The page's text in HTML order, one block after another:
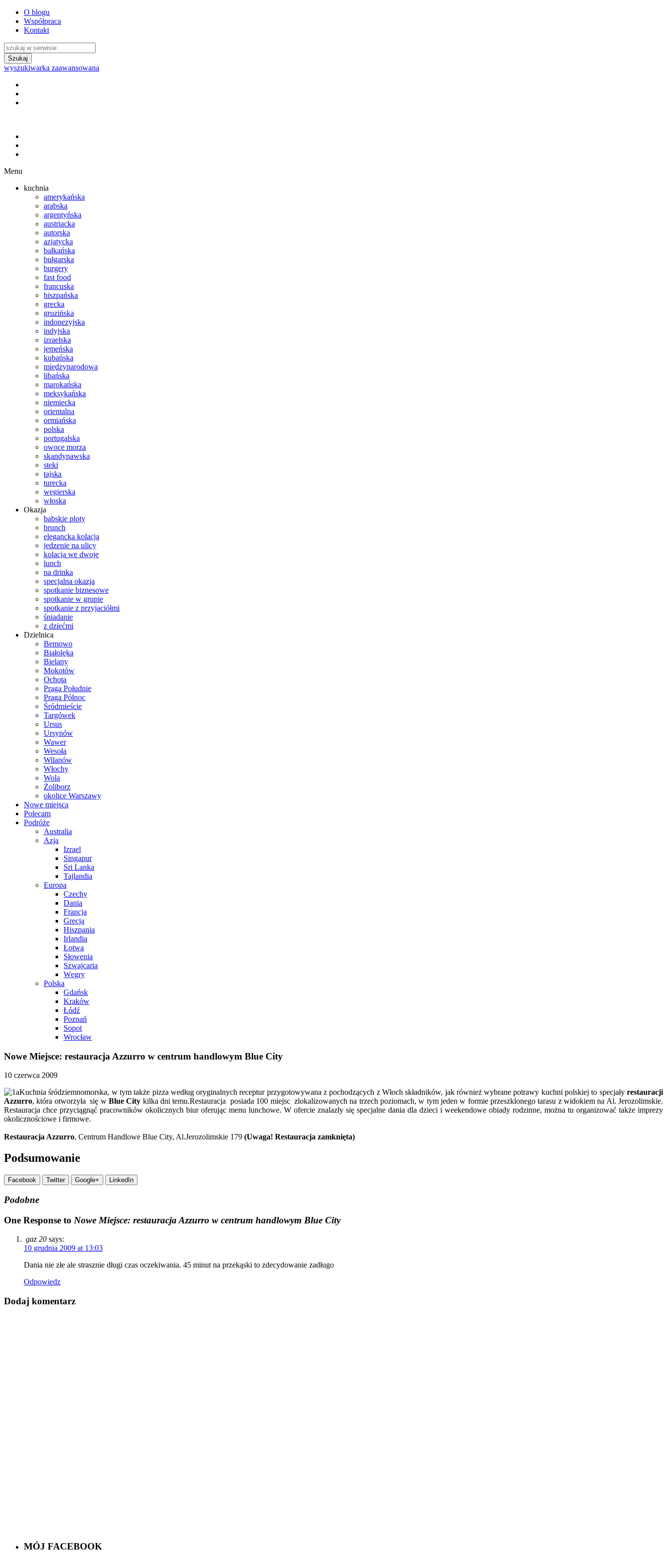
O blogu
Współpraca
Kontakt
wyszukiwarka zaawansowana
Menu
kuchnia
amerykańska
arabska
argentyńska
austriacka
autorska
azjatycka
bałkańska
bułgarska
burgery
fast food
francuska
hiszpańska
grecka
gruzińska
indonezyjska
indyjska
izraelska
jemeńska
kubańska
międzynarodowa
libańska
marokańska
meksykańska
niemiecka
orientalna
ormiańska
polska
portugalska
owoce morza
skandynawska
steki
tajska
turecka
węgierska
włoska
Okazja
babskie ploty
brunch
elegancka kolacja
jedzenie na ulicy
kolacja we dwoje
lunch
na drinka
specjalna okazja
spotkanie biznesowe
spotkanie w grupie
spotkanie z przyjaciółmi
śniadanie
z dziećmi
Dzielnica
Bemowo
Białolęka
Bielany
Mokotów
Ochota
Praga Południe
Praga Północ
Śródmieście
Targówek
Ursus
Ursynów
Wawer
Wesoła
Wilanów
Włochy
Wola
Żoliborz
okolice Warszawy
Nowe miejsca
Polecam
Podróże
Australia
Azja
Izrael
Singapur
Sri Lanka
Tajlandia
Europa
Czechy
Dania
Francja
Grecja
Hiszpania
Irlandia
Łotwa
Słowenia
Szwajcaria
Węgry
Polska
Gdańsk
Kraków
Łódź
Poznań
Sopot
Wrocław
Nowe Miejsce: restauracja Azzurro w centrum handlowym Blue City
10 czerwca 2009
Kuchnia śródziemnomorska, w tym także pizza według oryginalnych receptur przygotowywana z pochodzących z Włoch składników, jak również wybrane potrawy kuchni polskiej to specjały restauracji
Azzurro, która otworzyła się w Blue City kilka dni temu.Restauracja posiada 100 miejsc zlokalizowanych na trzech poziomach, w tym jeden w formie przeszklonego tarasu z widokiem na Al. Jerozolimskie.
Restauracja chce przyciągnąć pracowników okolicznych biur oferując menu lunchowe. W ofercie znalazły się specjalne dania dla dzieci i weekendowe obiady rodzinne, można tu organizować także imprezy
okolicznościowe i firmowe.
Restauracja Azzurro, Centrum Handlowe Blue City, Al.Jerozolimskie 179 (Uwaga! Restauracja zamknięta)
Podsumowanie
Facebook Twitter Google+ LinkedIn
Podobne
One Response to Nowe Miejsce: restauracja Azzurro w centrum handlowym Blue City
gaz 20 says:
10 grudnia 2009 at 13:03
Dania nie złe ale strasznie długi czas oczekiwania. 45 minut na przekąski to zdecydowanie zadługo
Odpowiedz
Dodaj komentarz
MÓJ FACEBOOK